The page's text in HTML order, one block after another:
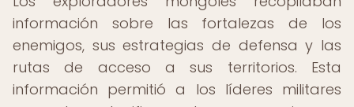
información sobre las fortalezas de los
enemigos, sus estrategias de defensa y las
rutas de acceso a sus territorios. Esta
información permitió a los líderes militares